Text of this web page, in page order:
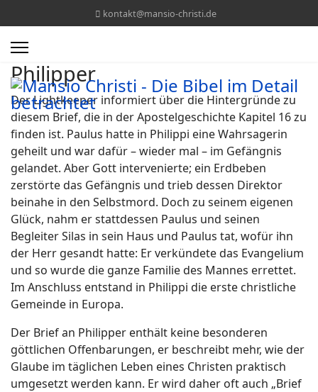
kontakt@mansio-christi.de
Philipper
Der Lightkeeper informiert über die Hintergründe zu
diesem Brief, die in der Apostelgeschichte Kapitel 16 zu
finden ist. Paulus hatte in Philippi eine Wahrsagerin
geheilt und war dafür – wieder mal – im Gefängnis
gelandet. Aber Gott intervenierte; ein Erdbeben
zerstörte das Gefängnis und trieb dessen Direktor
beinahe in den Selbstmord. Doch zu seinem eigenen
Glück, nahm er stattdessen Paulus und seinen
Begleiter Silas in sein Haus und Paulus tat, wofür ihn
der Herr gesandt hatte: Er verkündete das Evangelium
und so wurde die ganze Familie des Mannes errettet.
Im Anschluss entstand in Philippi die erste christliche
Gemeinde in Europa.
Der Brief an Philipper enthält keine besonderen
göttlichen Offenbarungen, er beschreibt mehr, wie der
Glaube im täglichen Leben eines Christen praktisch
umgesetzt werden kann. Er wird daher oft auch „Brief